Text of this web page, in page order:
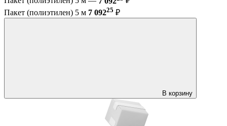
Пакет (полиэтилен) 5 м 7 09225 ₽
В корзину